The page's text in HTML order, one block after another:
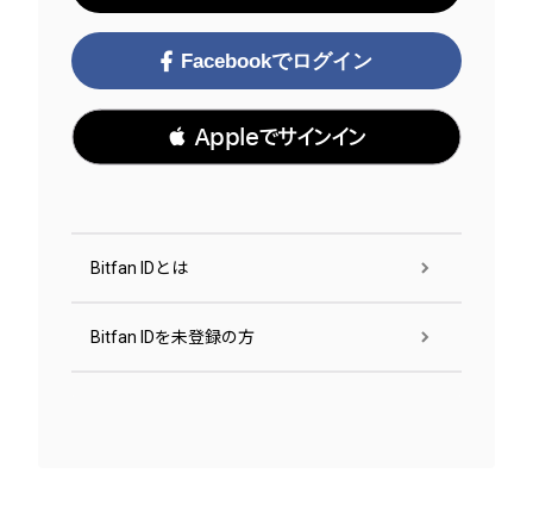
Facebookでログイン
 Appleでサインイン
Bitfan IDとは
Bitfan IDを未登録の方